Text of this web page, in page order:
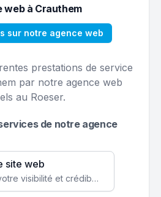
web à Crauthem
sur notre agence web
prestations de service
par notre agence web
au Roeser.
de notre agence
site web
Augmentez votre visibilité et crédibilité en ligne avec un site web performant, conçu pour attirer plus de clients.